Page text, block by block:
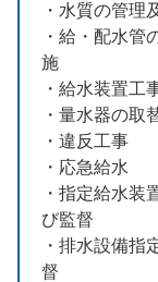
・水質の管理
・給・配水管
施
・給水装置工
・量水器の取
・違反工事
・応急給水
・指定給水装
び監督
・排水設備指
督